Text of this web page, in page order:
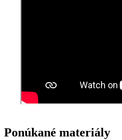
Ponúkané materiály